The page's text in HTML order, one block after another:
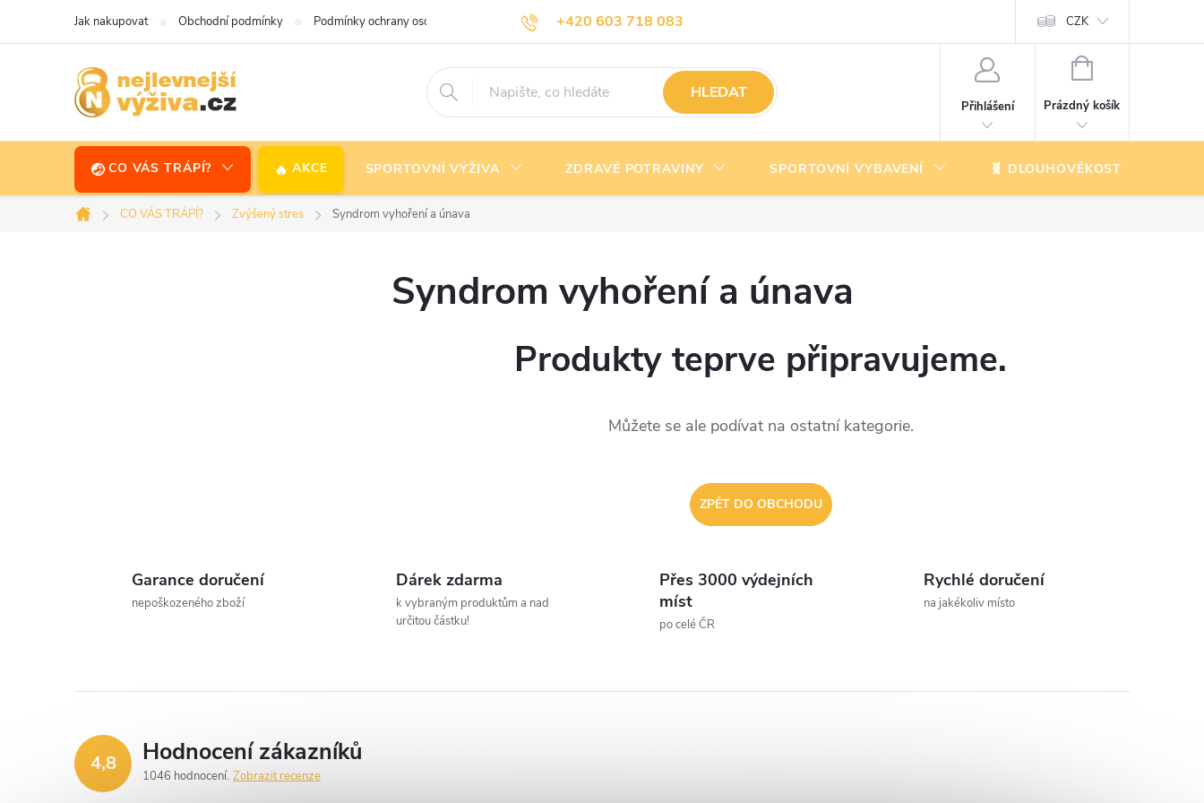
+420 603 718 083
info@nejlevnejsivyziva.cz
Jak nakupovat Obchodní podmínky Podmínky ochrany osobních údajů Doprava a platba Kontakty CZK
HLEDAT
Přihlášení
NÁKUPNÍ
Prázdný košík
CO VÁS TRÁPÍ? AKCE SPORTOVNÍ VÝŽIVA ZDRAVÉ POTRAVINY SPORTOVNÍ VYBAVENÍ 🧬 DLOUHOVĚKOST
Domů
CO VÁS TRÁPÍ? Zvýšený stres Syndrom vyhoření a únava
p
a
n
Syndrom vyhoření a únava
Produkty teprve připravujeme.
Můžete se ale podívat na ostatní kategorie.
ZPĚT DO OBCHODU
Garance doručení
nepoškozeného zboží
Dárek zdarma
k vybraným produktům a nad
určitou částku!
Přes 3000 výdejních
míst
po celé ČR
Rychlé doručení
na jakékoliv místo
4,8 Hodnocení zákazníků
1046 hodnocení Zobrazit recenze